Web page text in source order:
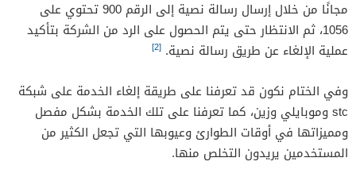
مجانًا من خلال إرسال رسالة نصية إلى الرقم 900 تحتوي على
1056، ثم الانتظار حتى يتم الحصول على الرد من الشركة بتأكيد
عملية الإلغاء عن طريق رسالة نصية. [2]
وفي الختام نكون قد تعرفنا على طريقة إلغاء الخدمة على شبكة
stc وموبايلي وزين، كما تعرفنا على تلك الخدمة بشكل مفصل
ومميزاتها في أوقات الطوارئ وعيوبها التي تجعل الكثير من
المستخدمين يريدون التخلص منها.